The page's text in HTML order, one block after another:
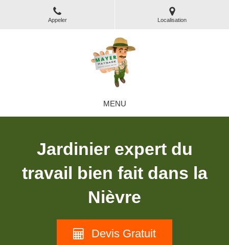
Appeler Localisation
MENU
Jardinier expert du
travail bien fait dans la
Nièvre
Devis Gratuit